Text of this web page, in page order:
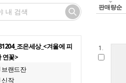
조은세상_<겨울에 피
연꽃>
브랜드잔
신작
판매량순
1.